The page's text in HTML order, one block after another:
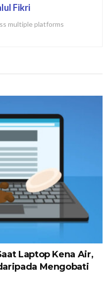
Fikri
multiple platforms
Laptop Kena Air,
Mengobati